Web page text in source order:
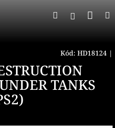
Hľadať
Kód: HD18124 |
TANKS